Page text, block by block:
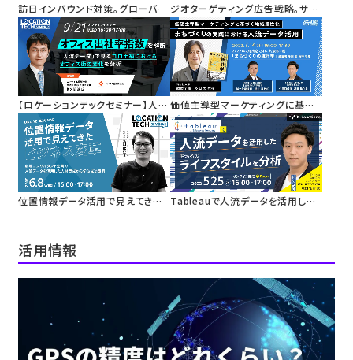
訪日インバウンド対策。グローバル
位置情報データを活用した効果的
なインバウンド広告キャンペーン
ジオターゲティング広告戦略。サー
ドパーティーCookieの廃止で注目
を集める代替技術としての位置情
報を活用した広告配信
【ロケーションテックセミナー】人流
データを活用した「オフィス出社率
指数」を解説
価値主導型マーケティングに基づく
地域活性化
まちづくりの実践における人流デ
ータ活用
位置情報データ活用で見えてきた
Tableauで人流データを活用した
活用情報